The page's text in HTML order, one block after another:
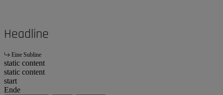
Headline
Eine Subline
static content
static content
start
Ende